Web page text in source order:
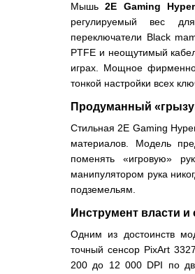
Мышь2E Gaming
регулируемый вес
переключатели Black
PTFE и неощутимый
играх. Мощное
тонкой настройки всех
Продуманный
Стильная 2E Gaming
материалов. Модель
поменять «игровую»
манипулятором рука
подземельям.
Инструмент власти
Одним из достоинств
точный сенсор PixArt
200 до 12 000 DPI по